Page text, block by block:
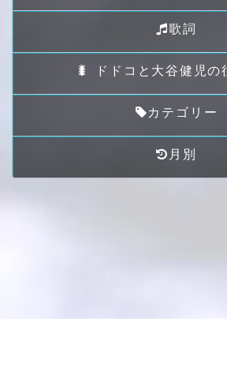
歌詞
🐛 ドドコと大谷健児の
カテゴリー
月別